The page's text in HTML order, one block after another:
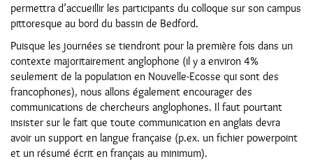
permettra d’accueillir les participants du colloque sur son campus
pittoresque au bord du bassin de Bedford.
Puisque les journées se tiendront pour la première fois dans un
contexte majoritairement anglophone (il y a environ 4%
seulement de la population en Nouvelle-Ecosse qui sont des
francophones), nous allons également encourager des
communications de chercheurs anglophones. Il faut pourtant
insister sur le fait que toute communication en anglais devra
avoir un support en langue française (p.ex. un fichier powerpoint
et un résumé écrit en français au minimum).